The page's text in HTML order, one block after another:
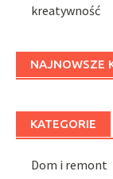
kreatywność
NAJNOWSZE
KATEGORIE
Dom i remont